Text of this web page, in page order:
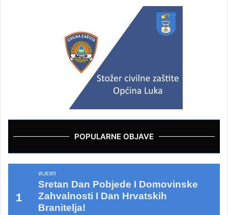
POPULARNE OBJAVE
VIJESTI
Sretan Dan Pobjede I Domovinske
Zahvalnosti I Dan Hrvatskih
Branitelja!